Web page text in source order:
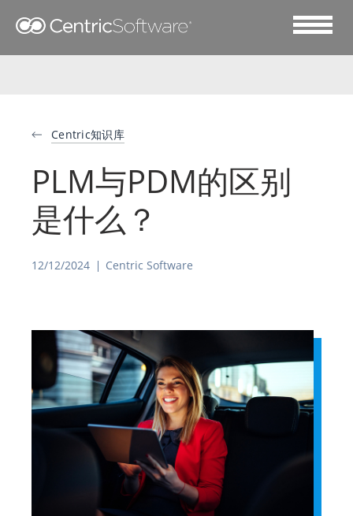
Centric知识库
PLM与PDM的区别
是什么？
12/12/2024 Centric Software